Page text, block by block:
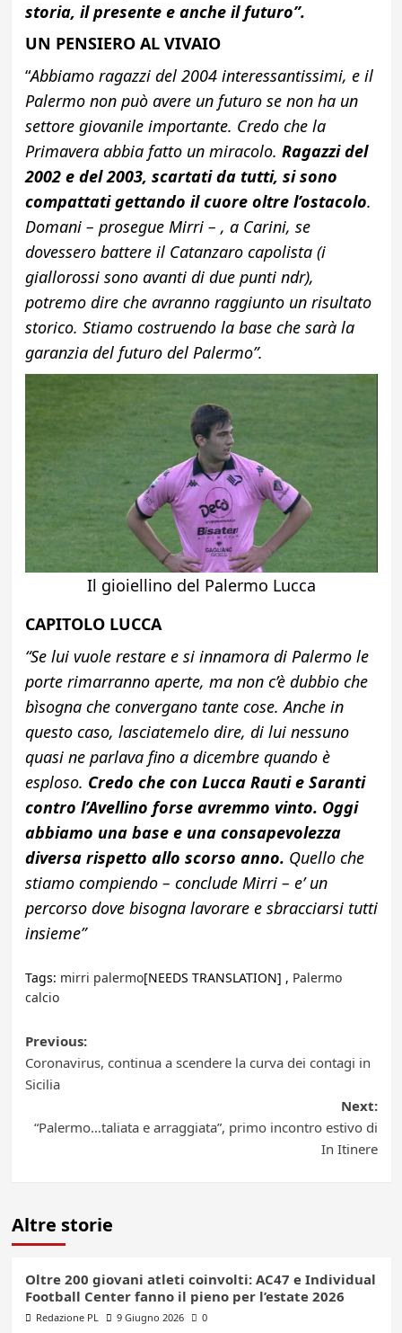
storia, il presente e anche il futuro”.
UN PENSIERO AL VIVAIO
“Abbiamo ragazzi del 2004 interessantissimi, e il
Palermo non può avere un futuro se non ha un
settore giovanile importante. Credo che la
Primavera abbia fatto un miracolo. Ragazzi del
2002 e del 2003, scartati da tutti, si sono
compattati gettando il cuore oltre l’ostacolo.
Domani – prosegue Mirri – , a Carini, se
dovessero battere il Catanzaro capolista (i
giallorossi sono avanti di due punti ndr),
potremo dire che avranno raggiunto un risultato
storico. Stiamo costruendo la base che sarà la
garanzia del futuro del Palermo”.
Il gioiellino del Palermo Lucca
CAPITOLO LUCCA
“Se lui vuole restare e si innamora di Palermo le
porte rimarranno aperte, ma non c’è dubbio che
bìsogna che convergano tante cose. Anche in
questo caso, lasciatemelo dire, di lui nessuno
quasi ne parlava fino a dicembre quando è
esploso. Credo che con Lucca Rauti e Saranti
contro l’Avellino forse avremmo vinto. Oggi
abbiamo una base e una consapevolezza
diversa rispetto allo scorso anno. Quello che
stiamo compiendo – conclude Mirri – e’ un
percorso dove bisogna lavorare e sbracciarsi tutti
insieme”
Tags: mirri palermo[NEEDS TRANSLATION] , Palermo
calcio
Post
navigation
Previous:
Coronavirus, continua a scendere la curva dei contagi in
Sicilia
Next:
“Palermo…taliata e arraggiata”, primo incontro estivo di
In Itinere
Altre storie
Oltre 200 giovani atleti coinvolti: AC47 e Individual
Football Center fanno il pieno per l’estate 2026
Redazione PL 9 Giugno 2026 0